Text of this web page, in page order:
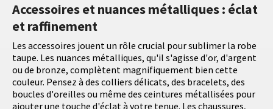
Accessoires et nuances métalliques : éclat
et raffinement
Les accessoires jouent un rôle crucial pour sublimer la robe
taupe. Les nuances métalliques, qu'il s'agisse d'or, d'argent
ou de bronze, complètent magnifiquement bien cette
couleur. Pensez à des colliers délicats, des bracelets, des
boucles d'oreilles ou même des ceintures métallisées pour
ajouter une touche d'éclat à votre tenue. Les chaussures,